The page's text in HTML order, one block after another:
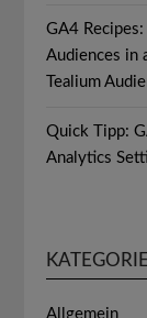
GA4
Audiences in
Tealium
Quick Tipp:
Analytics
Allgemein